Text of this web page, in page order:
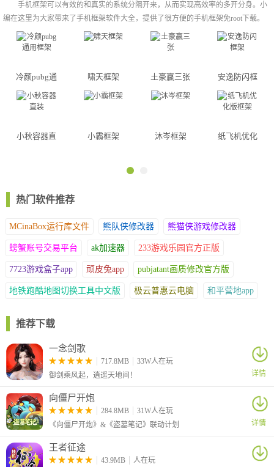
手机框架可以有效的和真实的系统分隔开来，从而实现高效率的多开分身。小
编在这里为大家带来了手机框架软件大全，提供了很方便的手机框架免root下载。
冷颜pubg通
啸天框架 土豪赢三张
安逸防闪框
小秋容器直
小霸框架 沐岑框架
纸飞机优化
热门软件推荐
MCinaBox运行库文件 熊队侠修改器 熊猫侠游戏修改器
螃蟹账号交易平台 ak加速器 233游戏乐园官方正版
7723游戏盒子app 顽皮兔app pubjatant画质修改官方版
地铁跑酷地图切换工具中文版 极云普惠云电脑 和平营地app
推荐下载
一念剑歌
717.8MB
33W人在玩
御剑乘风起，逍遥天地间！
详情
向僵尸开炮
284.8MB
31W人在玩
《向僵尸开炮》&《盗墓笔记》联动计划
详情
王者征途
43.9MB
人在玩